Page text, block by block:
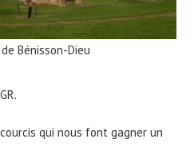
Bénisson-Dieu
qui nous font gagner un